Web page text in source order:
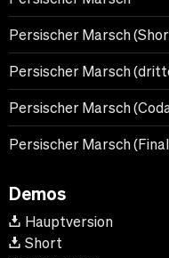
Persischer Marsch
Persischer Marsch
Persischer Marsch
Persischer Marsch
Demos
Hauptversion
Short